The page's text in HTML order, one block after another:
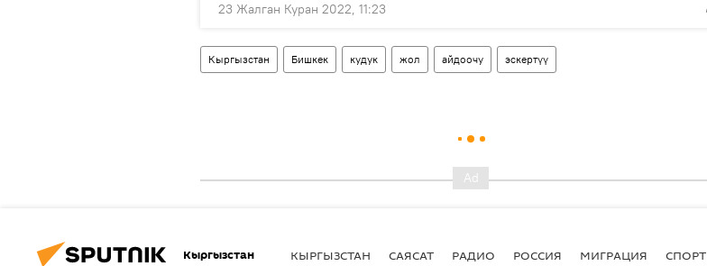
23 Жалган Куран 2022, 11:23
Кыргызстан Бишкек кудук жол айдоочу эскертүү
Кыргызстан КЫРГЫЗСТАН САЯСАТ РАДИО РОССИЯ МИГРАЦИЯ СПОРТ